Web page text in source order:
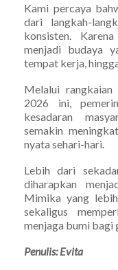
Kami percaya
dari langkah-
konsisten.
menjadi budaya
tempat kerja,
Melalui
2026 ini,
kesadaran
semakin
nyata sehari-hari.
Lebih dari
diharapkan
Mimika yang
sekaligus
menjaga bumi bagi
Penulis: Evita